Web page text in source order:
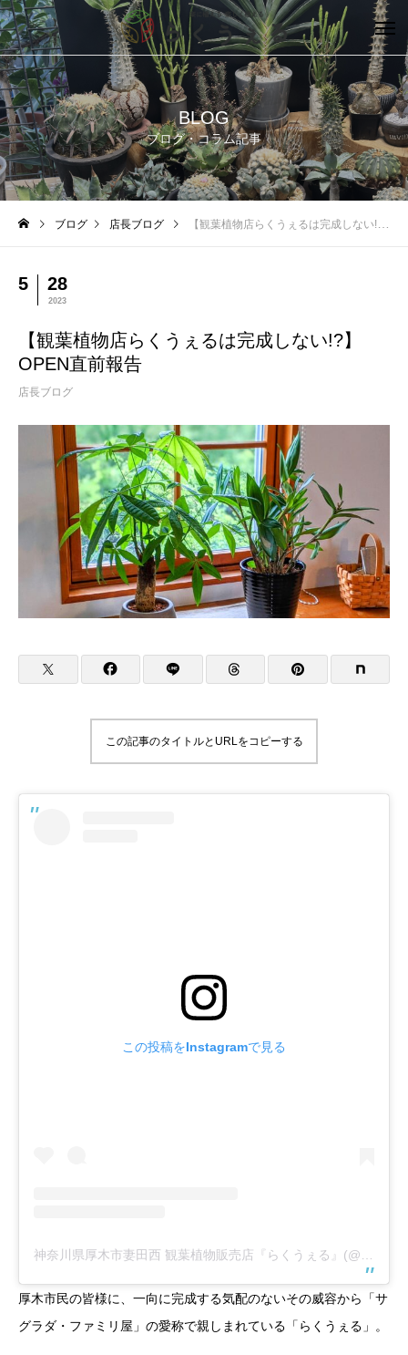
BLOG
ブログ・コラム記事
ブログ 店長ブログ 【観葉植物店らくうぇるは完成しない!?】OPEN直前報告
5 28
2023
【観葉植物店らくうぇるは完成しない!?】
OPEN直前報告
店長ブログ
この記事のタイトルとURLをコピーする
この投稿をInstagramで見る
厚木市民の皆様に、一向に完成する気配のないその威容から「サ
グラダ・ファミリ屋」の愛称で親しまれている「らくうぇる」。